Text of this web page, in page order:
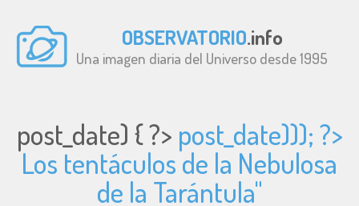
OBSERVATORIO.info
Una imagen diaria del Universo desde 1995
post_date) { ?> post_date))); ?>
Los tentáculos de la Nebulosa
de la Tarántula"